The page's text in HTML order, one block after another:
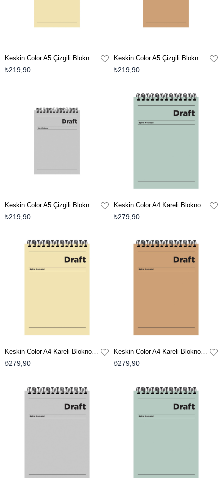
Keskin Color A5 Çizgili Bloknot Draft - Sarı
₺219,90
Keskin Color A5 Çizgili Bloknot Draft - Kahverengi
₺219,90
Keskin Color A5 Çizgili Bloknot Draft - Gri
₺219,90
Keskin Color A4 Kareli Bloknot Draft - Yeşil
₺279,90
Keskin Color A4 Kareli Bloknot Draft - Sarı
₺279,90
Keskin Color A4 Kareli Bloknot Draft - Kahverengi
₺279,90